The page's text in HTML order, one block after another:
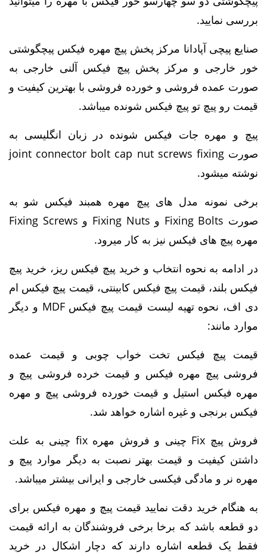
بررسی نمایید.
صنایع پیچی آپادانا مرکز پخش پیچ مهره فیکس پیچگوشتی
خور خارجی و مرکز پخش پیچ فیکس آلنی خارجی به
صورت عمده فروشی و خورده فروشی با بهترین کیفیت و
قیمت رو پیچ تو پیچ فیکس شونده میباشد.
پیچ و مهره جات فیکس شونده در زبان انگلیسی به
صورت joint connector bolt cap nut screws fixing
نوشته میشود.
برخی نمونه مدل های پیچ مهره همبند فیکس شو به
صورت Fixing Bolts و Fixing Nuts و Fixing Screws
مهره پیچ های فیکس نیز به کار میرود.
در ادامه به نحوه انتخاب و خرید پیچ فیکس ریز، خرید پیچ
فیکس بلند، قیمت پیچ فیکس کابینتی، قیمت پیچ فیکس ام
دی اف، نحوه تهیه لیست قیمت پیچ فیکس MDF و دیگر
موارد مانند:
قیمت پیچ فیکس تخت خواب چوبی و قیمت عمده
فروشی پیچ مهره فیکس و قیمت خرده فروشی پیچ و
مهره فیکس استیل و قیمت خورده فروشی پیچ و مهره
فیکس برنجی و غیره اشاره خواهد شد.
فروش پیچ Fix چینی و فروش مهره fix چینی به علت
داشتن کیفیت و قیمت بهتر نصبت به دیگر موارد پیچ و
مهره نر و مادگی فیکسی خارجی و ایرانی بیشتر میباشد.
به هنگام خرید دقت نمایید قیمت پیچ و مهره فیکس برای
دو قطعه باشد که برخا برخی فروشندگان به ارائه قیمت
فقط یک قطعه اشاره دارند که دچار اشکال در خرید